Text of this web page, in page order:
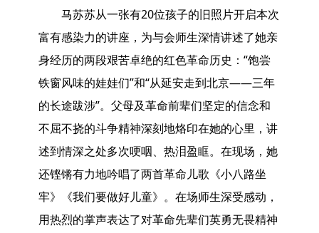
马苏苏从一张有20位孩子的旧照片开启本次
富有感染力的讲座，为与会师生深情讲述了她亲
身经历的两段艰苦卓绝的红色革命历史：“饱尝
铁窗风味的娃娃们”和“从延安走到北京——三年
的长途跋涉”。父母及革命前辈们坚定的信念和
不屈不挠的斗争精神深刻地烙印在她的心里，讲
述到情深之处多次哽咽、热泪盈眶。在现场，她
还铿锵有力地吟唱了两首革命儿歌《小八路坐
牢》《我们要做好儿童》。在场师生深受感动，
用热烈的掌声表达了对革命先辈们英勇无畏精神